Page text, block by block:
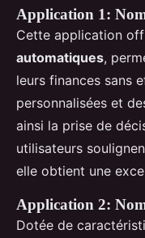
Application 1:
Cette application
automatiques,
leurs finances sans
personnalisées et
ainsi la prise de
utilisateurs
elle obtient une
Application 2:
Dotée de